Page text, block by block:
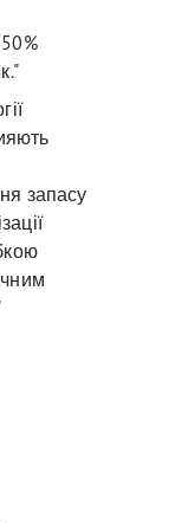
запасу